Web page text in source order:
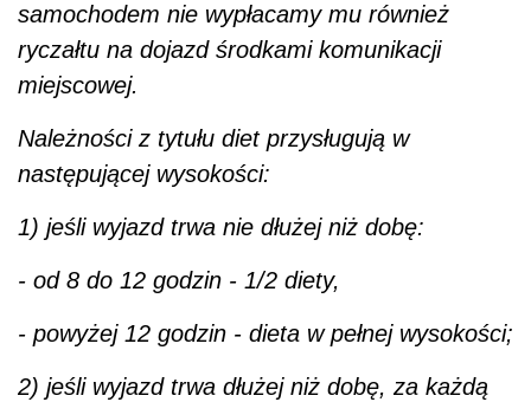
samochodem nie wypłacamy mu również
ryczałtu na dojazd środkami komunikacji
miejscowej.
Należności z tytułu diet przysługują w
następującej wysokości:
1) jeśli wyjazd trwa nie dłużej niż dobę:
- od 8 do 12 godzin - 1/2 diety,
- powyżej 12 godzin - dieta w pełnej wysokości;
2) jeśli wyjazd trwa dłużej niż dobę, za każdą